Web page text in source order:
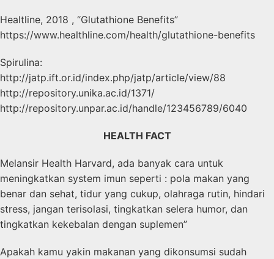
Healtline, 2018 , “Glutathione Benefits”
https://www.healthline.com/health/glutathione-benefits
Spirulina:
http://jatp.ift.or.id/index.php/jatp/article/view/88
http://repository.unika.ac.id/1371/
http://repository.unpar.ac.id/handle/123456789/6040
HEALTH FACT
Melansir Health Harvard, ada banyak cara untuk
meningkatkan system imun seperti : pola makan yang
benar dan sehat, tidur yang cukup, olahraga rutin, hindari
stress, jangan terisolasi, tingkatkan selera humor, dan
tingkatkan kekebalan dengan suplemen”
Apakah kamu yakin makanan yang dikonsumsi sudah